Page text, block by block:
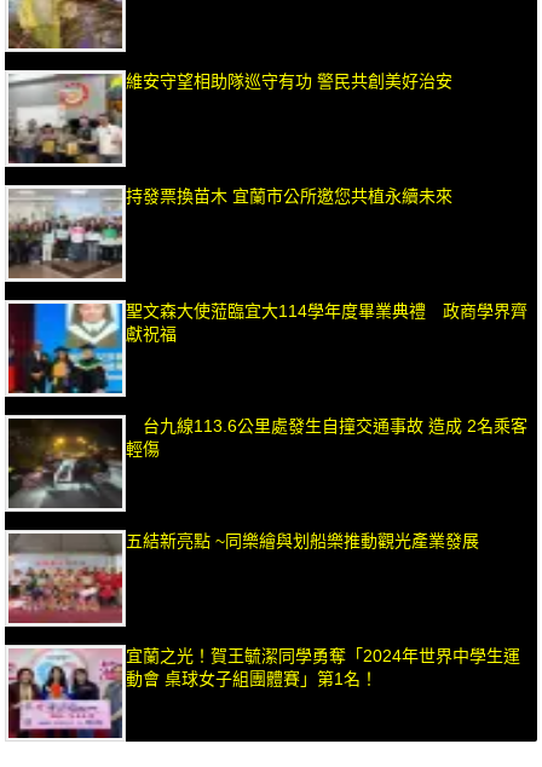
維安守望相助隊巡守有功 警民共創美好治安
持發票換苗木 宜蘭市公所邀您共植永續未來
聖文森大使蒞臨宜大114學年度畢業典禮 政商學界齊
獻祝福
台九線113.6公里處發生自撞交通事故 造成 2名乘客
輕傷
五結新亮點 ~同樂繪與划船樂推動觀光產業發展
宜蘭之光！賀王毓潔同學勇奪「2024年世界中學生運
動會 桌球女子組團體賽」第1名！